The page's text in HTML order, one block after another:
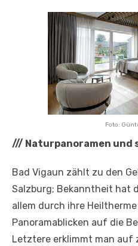
Foto:
/// Naturpanoramen und
Bad Vigaun zählt zu den
Salzburg; Bekanntheit hat
allem durch ihre
Panoramablicken auf die
Letztere erklimmt man auf